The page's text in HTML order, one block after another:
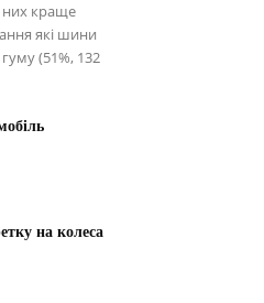
них краще
які шини
(51%, 132
на колеса